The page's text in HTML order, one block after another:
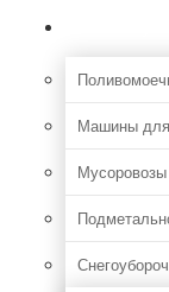
Машины для
Мусоровозы